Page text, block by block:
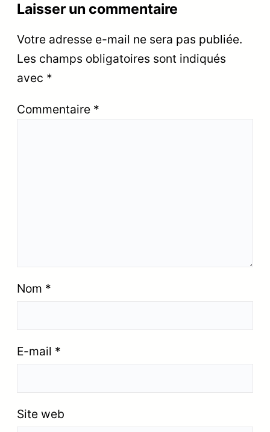
Laisser un commentaire
Votre adresse e-mail ne sera pas publiée.
Les champs obligatoires sont indiqués
avec *
Commentaire *
Nom *
E-mail *
Site web